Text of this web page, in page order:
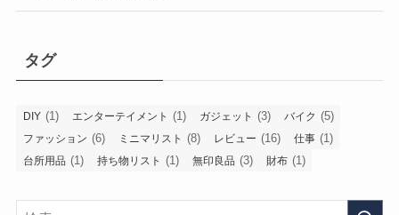
タグ
DIY (1) エンターテイメント (1) ガジェット (3) バイク (5)
ファッション (6) ミニマリスト (8) レビュー (16) 仕事 (1)
台所用品 (1) 持ち物リスト (1) 無印良品 (3) 財布 (1)